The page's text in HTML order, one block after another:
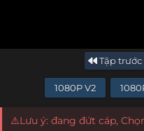
Tập trước
1080P V2
⚠️Lưu ý: đang đứt cáp,